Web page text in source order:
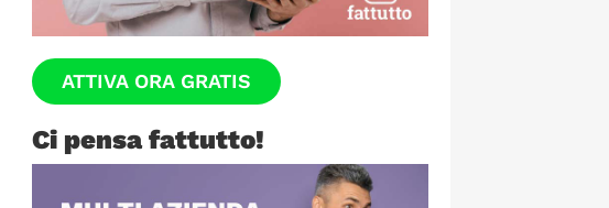
ATTIVA ORA GRATIS
Ci pensa fattutto!